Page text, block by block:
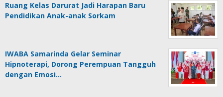
Ruang Kelas Darurat Jadi Harapan Baru
Pendidikan Anak-anak Sorkam
IWABA Samarinda Gelar Seminar
Hipnoterapi, Dorong Perempuan Tangguh
dengan Emosi…